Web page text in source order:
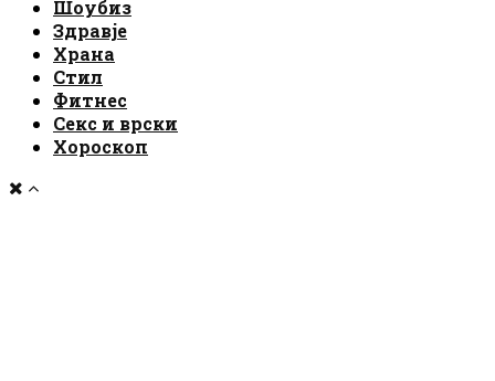
Шоубиз
Здравје
Храна
Стил
Фитнес
Секс и врски
Хороскоп